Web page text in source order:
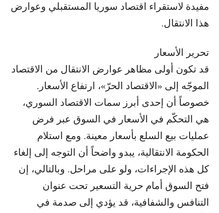
مفيدة لاستقراء اقتصاد سوريا المستقبلي وعوارض
هذا الانتقال.
تحرير الأسعار
قد تكون أولى مظاهر عوارض الانتقال من الاقتصاد
الموجّه إلى «الاقتصاد الحرّ»، ارتفاع الأسعار.
خصوصاً أن إحدى أبرز سمات الاقتصاد السوري،
هي التحكّم في الأسعار في السوق عبر فرض
عمليات بيع السلع بأسعار معينة. ومع استلام
الحكومة الانتقالية، يبدو واضحاً أن التوجه إلى إلغاء
كل هذه الإجراءات، ولو على مراحل. وبالتالي، إن
فتح السوق أمام حرية التسعير تحت عنوان
التنافس والشفافية، قد يؤدي إلى صدمة في